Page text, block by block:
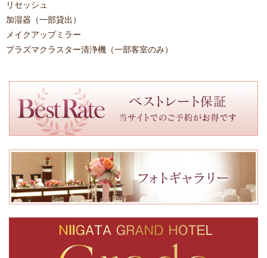
リセッシュ
加湿器 （一部貸出）
メイクアップミラー
プラズマクラスター清浄機 （一部客室のみ）